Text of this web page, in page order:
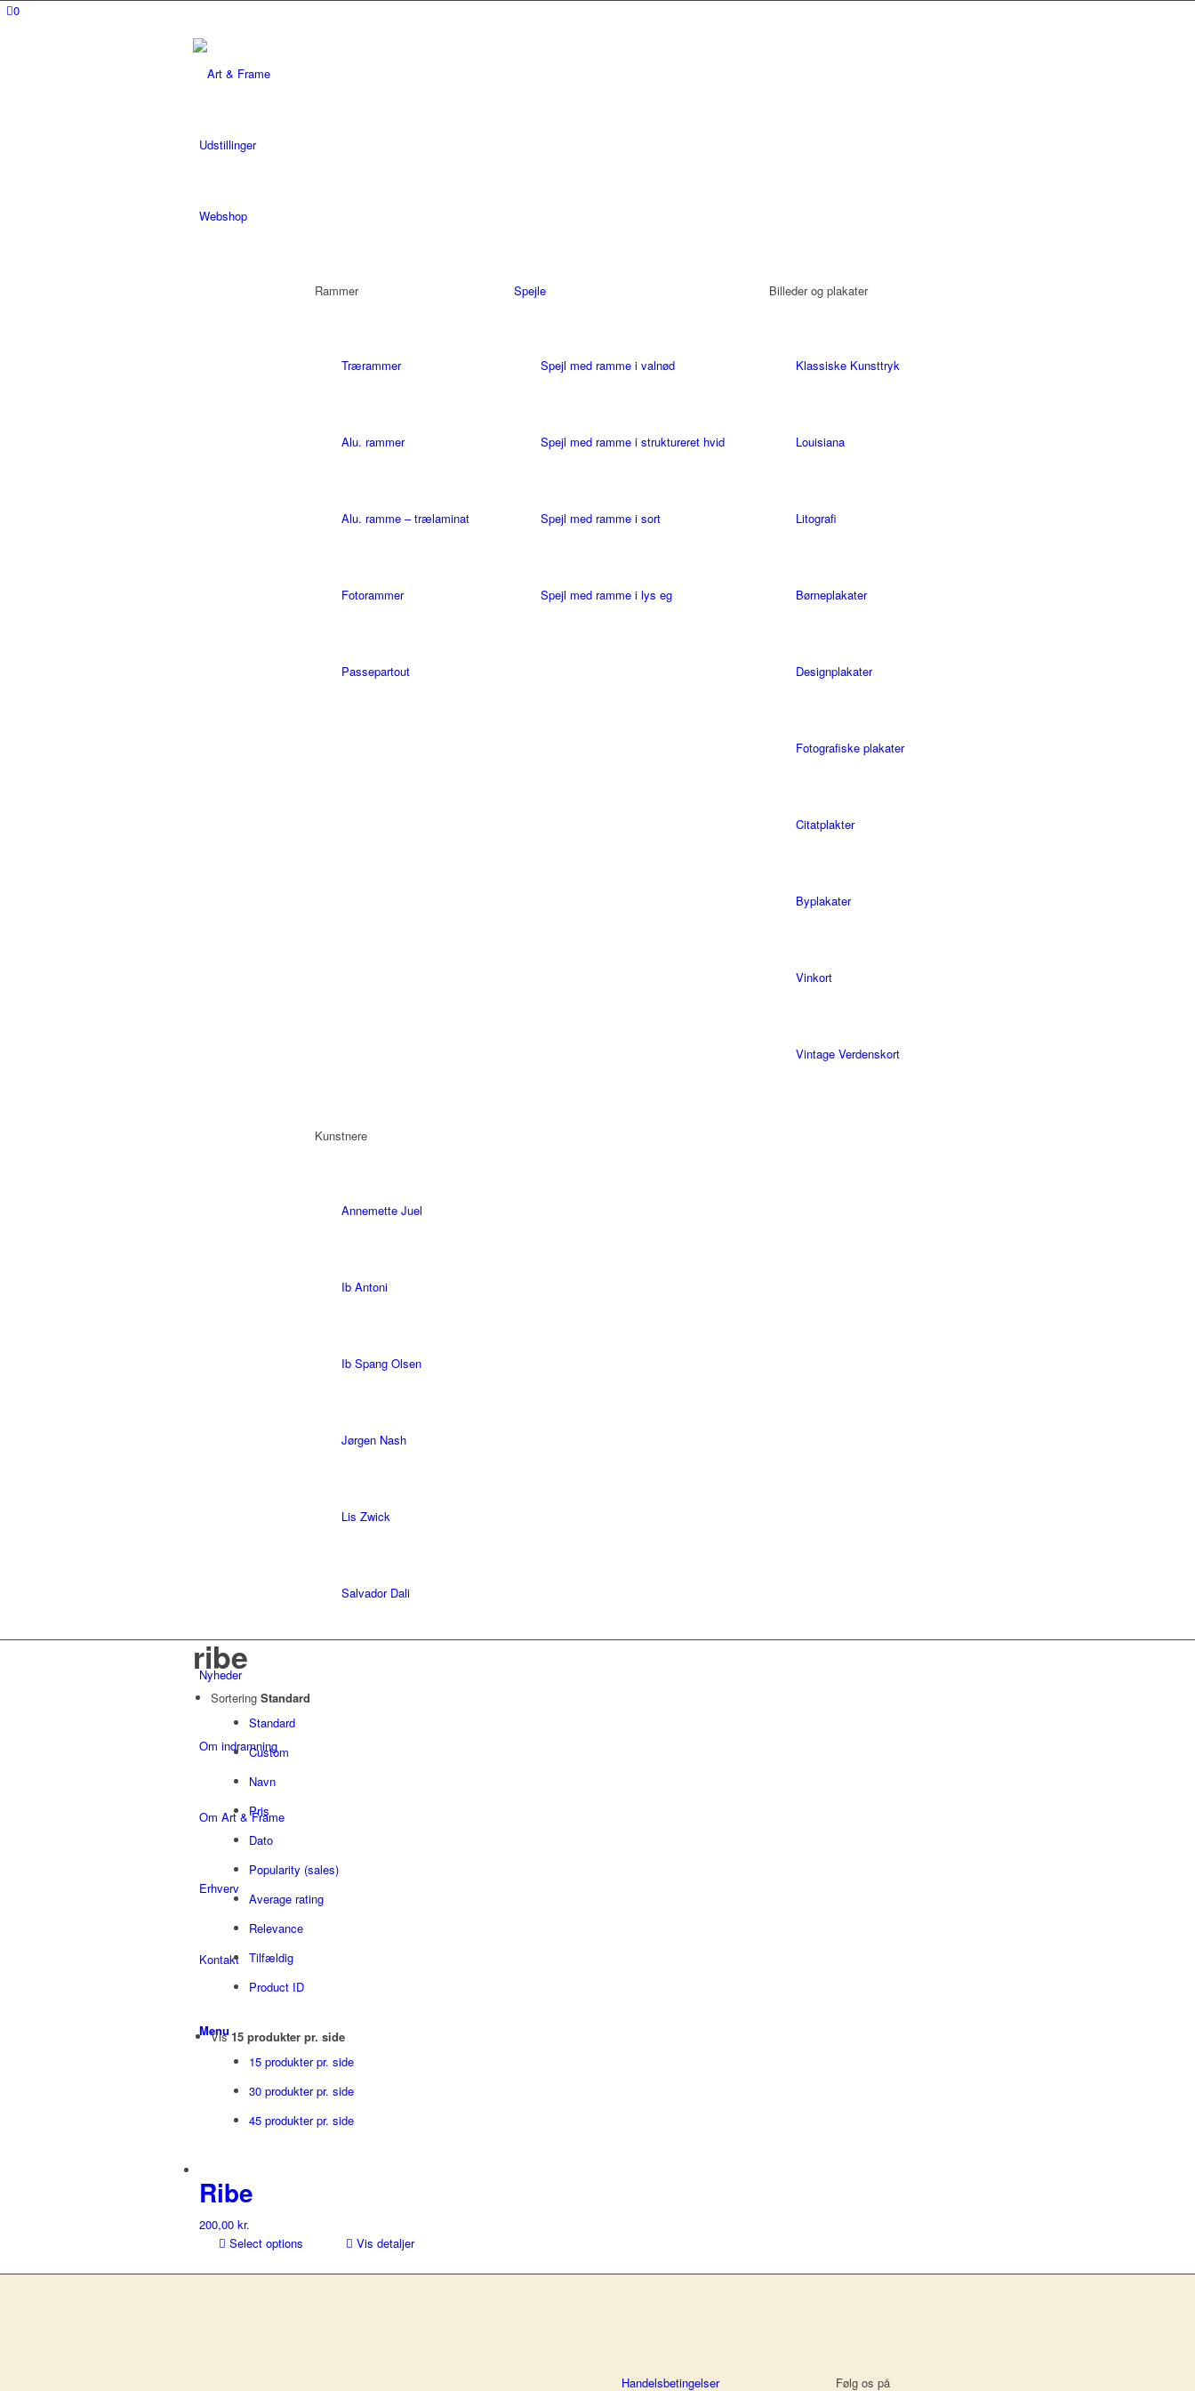
0
Udstillinger
Webshop
Rammer
Trærammer
Alu. rammer
Alu. ramme – trælaminat
Fotorammer
Passepartout
Spejle
Spejl med ramme i valnød
Spejl med ramme i struktureret hvid
Spejl med ramme i sort
Spejl med ramme i lys eg
Billeder og plakater
Klassiske Kunsttryk
Louisiana
Litografi
Børneplakater
Designplakater
Fotografiske plakater
Citatplakter
Byplakater
Vinkort
Vintage Verdenskort
Kunstnere
Annemette Juel
Ib Antoni
Ib Spang Olsen
Jørgen Nash
Lis Zwick
Salvador Dali
Nyheder
Om indramning
Om Art & Frame
Erhverv
Kontakt
Menu
ribe
Sortering Standard
Standard
Custom
Navn
Pris
Dato
Popularity (sales)
Average rating
Relevance
Tilfældig
Product ID
Vis 15 produkter pr. side
15 produkter pr. side
30 produkter pr. side
45 produkter pr. side
Ribe
200,00 kr.
Select options
Vis detaljer
Handelsbetingelser Følg os på